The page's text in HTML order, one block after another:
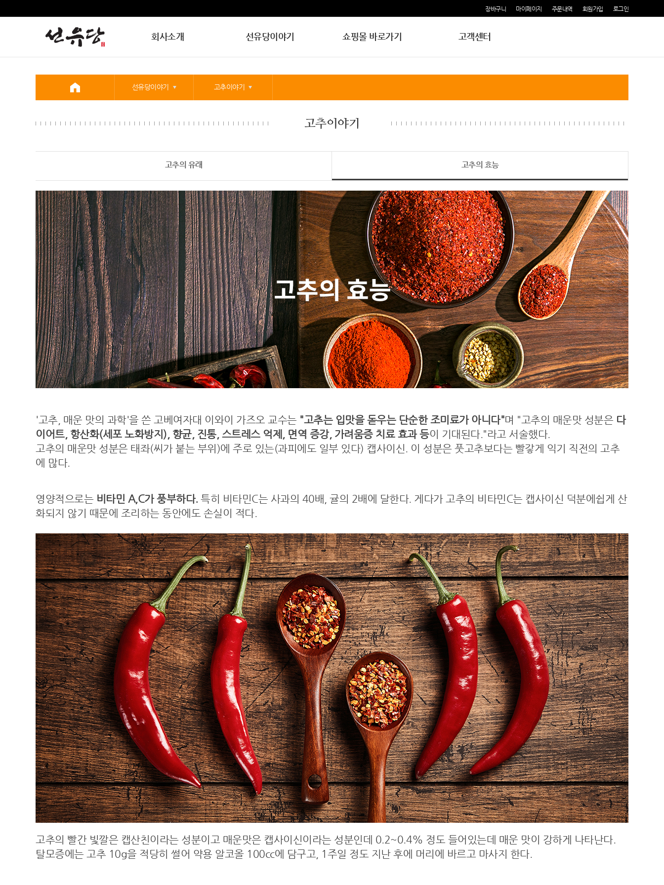
장바구니 마이페이지 주문내역 회원가입 로그인
회사소개 선유당이야기 쇼핑몰 바로가기 고객센터
선유당이야기 고추이야기
고추이야기
고추의 유래 고추의 효능
'고추, 매운 맛의 과학'을 쓴 고베여자대 이와이 가즈오 교수는 "고추는 입맛을 돋우는 단순한 조미료가 아니다"며 "고추의 매운맛 성분은 다
이어트, 항산화(세포 노화방지), 향균, 진통, 스트레스 억제, 면역 증강, 가려움증 치료 효과 등이 기대된다."라고 서술했다.
고추의 매운맛 성분은 태좌(씨가 붙는 부위)에 주로 있는(과피에도 일부 있다) 캡사이신. 이 성분은 풋고추보다는 빨갛게 익기 직전의 고추
에 많다.
영양적으로는 비타민 A,C가 풍부하다. 특히 비타민C는 사과의 40배, 귤의 2배에 달한다. 게다가 고추의 비타민C는 캡사이신 덕분에쉽게 산
화되지 않기 때문에 조리하는 동안에도 손실이 적다.
고추의 빨간 빛깔은 캡산친이라는 성분이고 매운맛은 캡사이신이라는 성분인데 0.2~0.4% 정도 들어있는데 매운 맛이 강하게 나타난다.
탈모증에는 고추 10g을 적당히 썰어 약용 알코올 100cc에 담구고, 1주일 정도 지난 후에 머리에 바르고 마사지 한다.